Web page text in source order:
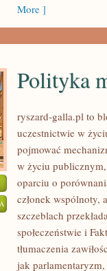
More ]
POLITYKA
MIĘDZYNARODOWA
Polityka
ryszard-galla.pl to
uczestnictwie w
pojmować
w życiu
oparciu o
członek wspólnoty,
szczeblach
społeczeństwie i
tłumaczenia
jak